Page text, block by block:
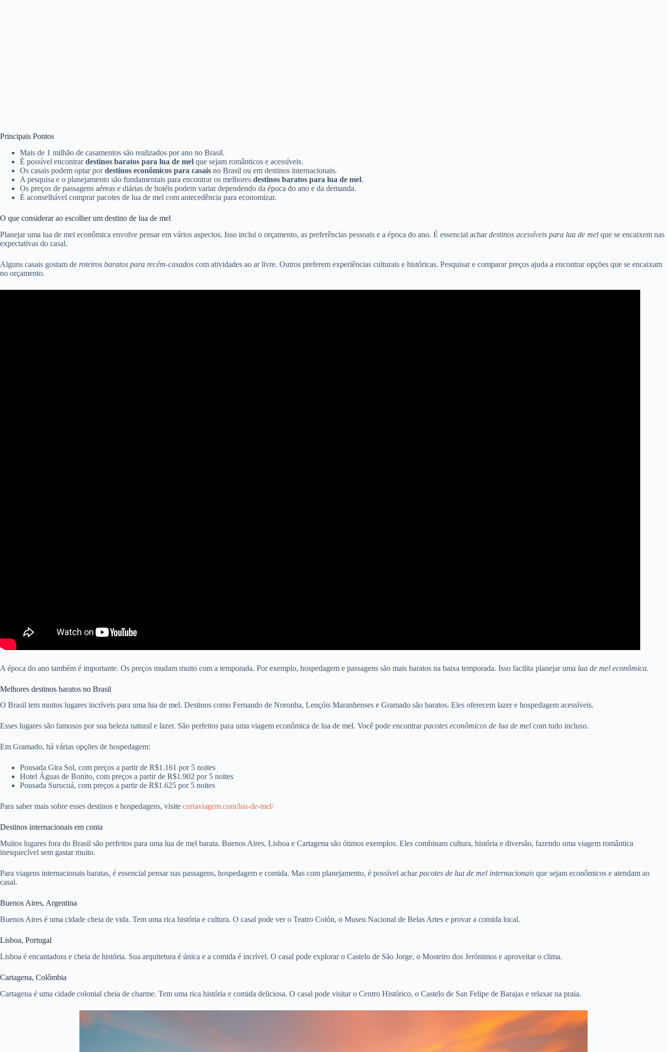
Principais Pontos
Mais de 1 milhão de casamentos são realizados por ano no Brasil.
É possível encontrardestinos baratos para lua de mel que sejam românticos e acessíveis.
Os casais podem optar pordestinos econômicos para casais no Brasil ou em destinos internacionais.
A pesquisa e o planejamento são fundamentais para encontrar os melhores destinos baratos para lua de mel.
Os preços de passagens aéreas e diárias de hotéis podem variar dependendo da época do ano e da demanda.
É aconselhável comprar pacotes de lua de mel com antecedência para economizar.
O que considerar ao escolher um destino de lua de mel
Planejar uma lua de mel econômica envolve pensar em vários aspectos. Isso inclui o orçamento, as preferências pessoais e a época do ano. É essencial achardestinos acessíveis para lua de mel que se encaixem nas
expectativas do casal.
Alguns casais gostam de roteiros baratos para recém-casados com atividades ao ar livre. Outros preferem experiências culturais e históricas. Pesquisar e comparar preços ajuda a encontrar opções que se encaixam
no orçamento.
A época do ano também é importante. Os preços mudam muito com a temporada. Por exemplo, hospedagem e passagens são mais baratos na baixa temporada. Isso facilita planejar uma lua de mel econômica.
Melhores destinos baratos no Brasil
O Brasil tem muitos lugares incríveis para uma lua de mel. Destinos como Fernando de Noronha, Lençóis Maranhenses e Gramado são baratos. Eles oferecem lazer e hospedagem acessíveis.
Esses lugares são famosos por sua beleza natural e lazer. São perfeitos para uma viagem econômica de lua de mel. Você pode encontrarpacotes econômicos de lua de mel com tudo incluso.
Em Gramado, há várias opções de hospedagem:
Pousada Gira Sol, com preços a partir de R$1.161 por 5 noites
Hotel Águas de Bonito, com preços a partir de R$1.902 por 5 noites
Pousada Surucuá, com preços a partir de R$1.625 por 5 noites
Para saber mais sobre esses destinos e hospedagens, visite curtaviagem.com/lua-de-mel/
Destinos internacionais em conta
Muitos lugares fora do Brasil são perfeitos para uma lua de mel barata. Buenos Aires, Lisboa e Cartagena são ótimos exemplos. Eles combinam cultura, história e diversão, fazendo uma viagem romântica
inesquecível sem gastar muito.
Para viagens internacionais baratas, é essencial pensar nas passagens, hospedagem e comida. Mas com planejamento, é possível acharpacotes de lua de mel internacionais que sejam econômicos e atendam ao
casal.
Buenos Aires, Argentina
Buenos Aires é uma cidade cheia de vida. Tem uma rica história e cultura. O casal pode ver o Teatro Colón, o Museu Nacional de Belas Artes e provar a comida local.
Lisboa, Portugal
Lisboa é encantadora e cheia de história. Sua arquitetura é única e a comida é incrível. O casal pode explorar o Castelo de São Jorge, o Mosteiro dos Jerónimos e aproveitar o clima.
Cartagena, Colômbia
Cartagena é uma cidade colonial cheia de charme. Tem uma rica história e comida deliciosa. O casal pode visitar o Centro Histórico, o Castelo de San Felipe de Barajas e relaxar na praia.